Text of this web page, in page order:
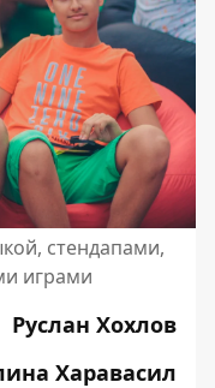
стендапами,
играми
Руслан Хохлов
Харавасил